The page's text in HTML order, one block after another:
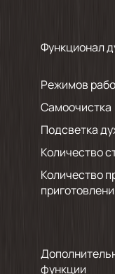
Функционал
Режимов
Самоочистка
Подсветка
Количество
Количество
функции